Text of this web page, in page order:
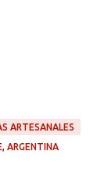
ARTESANALES
ARGENTINA